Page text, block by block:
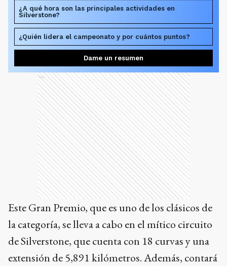
¿A qué hora son las principales actividades en
Silverstone?
¿Quién lidera el campeonato y por cuántos puntos?
Dame un resumen
Ads
Este Gran Premio, que es uno de los clásicos de
la categoría, se lleva a cabo en el mítico circuito
de Silverstone, que cuenta con 18 curvas y una
extensión de 5,891 kilómetros. Además, contará